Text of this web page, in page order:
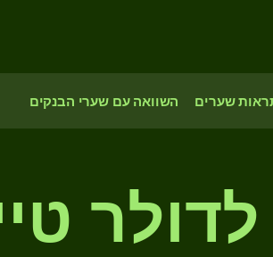
שערים השוואה עם שערי הבנקים
לדולר